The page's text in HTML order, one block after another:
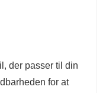
feriesæson.
der passer til din
for at